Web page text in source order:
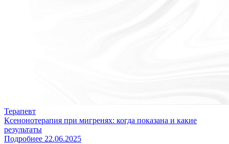
Терапевт
Ксенонотерапия при мигренях: когда показана и какие
результаты
Подробнее 22.06.2025